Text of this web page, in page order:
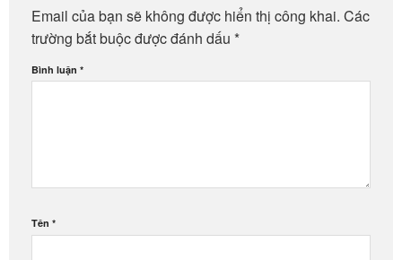
Email của bạn sẽ không được hiển thị công khai. Các
trường bắt buộc được đánh dấu *
Bình luận *
Tên *